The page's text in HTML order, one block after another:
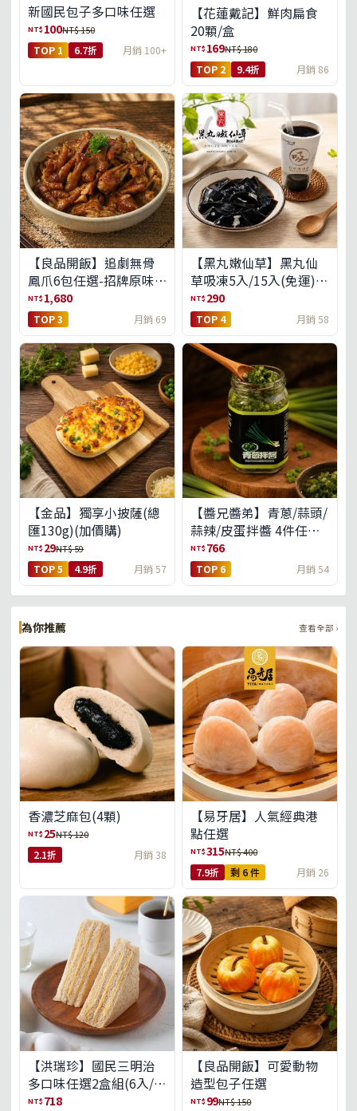
新國民包子多口味任選
NT$ 100NT$ 150
TOP 1 6.7折 月銷 100+
【花蓮戴記】鮮肉扁食
20顆/盒
NT$ 169NT$ 180
TOP 2 9.4折 月銷 86
【良品開飯】追劇無骨
鳳爪6包任選-招牌原味/
濃濃蒜香/過癮麻辣(免運
組)
NT$ 1,680
TOP 3 月銷 69
【黑丸嫩仙草】黑丸仙
草吸凍5入/15入(免運)
(預購中8/14出貨)
NT$ 290
TOP 4 月銷 58
【金品】獨享小披薩(總
匯130g)(加價購)
NT$ 29NT$ 59
TOP 5 4.9折 月銷 57
【醬兄醬弟】青蔥/蒜頭/
蒜辣/皮蛋拌醬 4件任選
(免運組)
NT$ 766
TOP 6 月銷 54
為你推薦 查看全部 ›
香濃芝麻包(4顆)
NT$ 25NT$ 120
2.1折 月銷 38
【易牙居】人氣經典港
點任選
NT$315NT$ 400
7.9折 剩 6 件 月銷 26
【洪瑞珍】國民三明治
多口味任選2盒組(6入/
盒)(免運)
NT$ 718
【良品開飯】可愛動物
造型包子任選
NT$ 99NT$ 150